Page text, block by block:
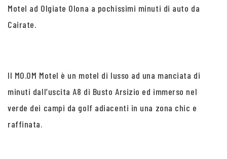
Motel ad Olgiate Olona a pochissimi minuti di auto da
Cairate.
Il MO.OM Motel è un motel di lusso ad una manciata di
minuti dall’uscita A8 di Busto Arsizio ed immerso nel
verde dei campi da golf adiacenti in una zona chic e
raffinata.